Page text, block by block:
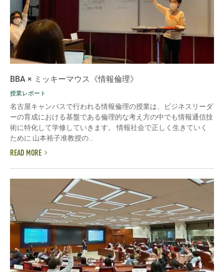
BBA × ミッキーマウス《情報倫理》
授業レポート
名古屋キャンパスで行われる情報倫理の授業は、ビジネスリーダ
ーの育成における基盤である倫理的な考え方の中でも情報通信技
術に特化して学修していきます。 情報社会で正しく生きていく
ために 山本裕子准教授の...
READ MORE